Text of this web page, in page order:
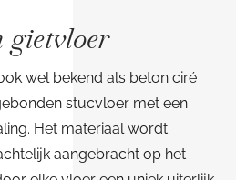
gietvloer
wel bekend als beton ciré
stucvloer met een
Het materiaal wordt
aangebracht op het